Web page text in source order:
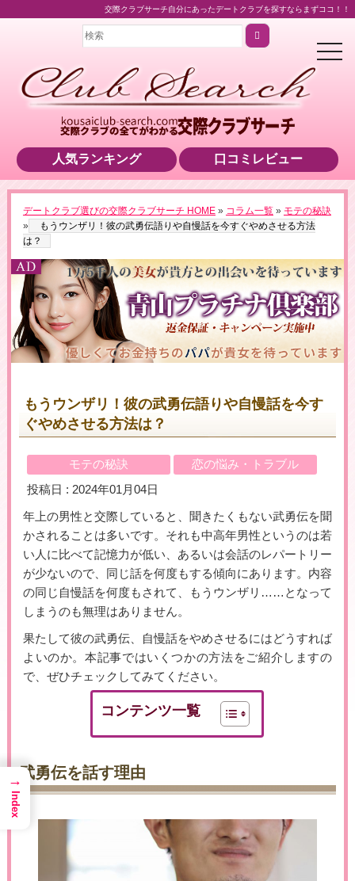
交際クラブサーチ自分にあったデートクラブを探すならまずココ！！
t
o
i
a
t
i
n
人気ランキング 口コミレビュー
デートクラブ選びの交際クラブサーチ HOME » コラム一覧 » モテの秘訣
»
もうウンザリ！彼の武勇伝語りや自慢話を今すぐやめさせる方法
は？
＼業界最高水準の美女をご紹介！／
＼初めての登録で最大５万円プレゼント！／
もうウンザリ！彼の武勇伝語りや自慢話を今す
ぐやめさせる方法は？
モテの秘訣
恋の悩み・トラブル
投稿日 : 2024年01月04日
年上の男性と交際していると、聞きたくもない武勇伝を聞
かされることは多いです。それも中高年男性というのは若
い人に比べて記憶力が低い、あるいは会話のレパートリー
が少ないので、同じ話を何度もする傾向にあります。内容
の同じ自慢話を何度もされて、もうウンザリ……となって
しまうのも無理はありません。
果たして彼の武勇伝、自慢話をやめさせるにはどうすれば
よいのか。本記事ではいくつかの方法をご紹介しますの
で、ぜひチェックしてみてください。
コンテンツ一覧
武勇伝を話す理由
→
Index